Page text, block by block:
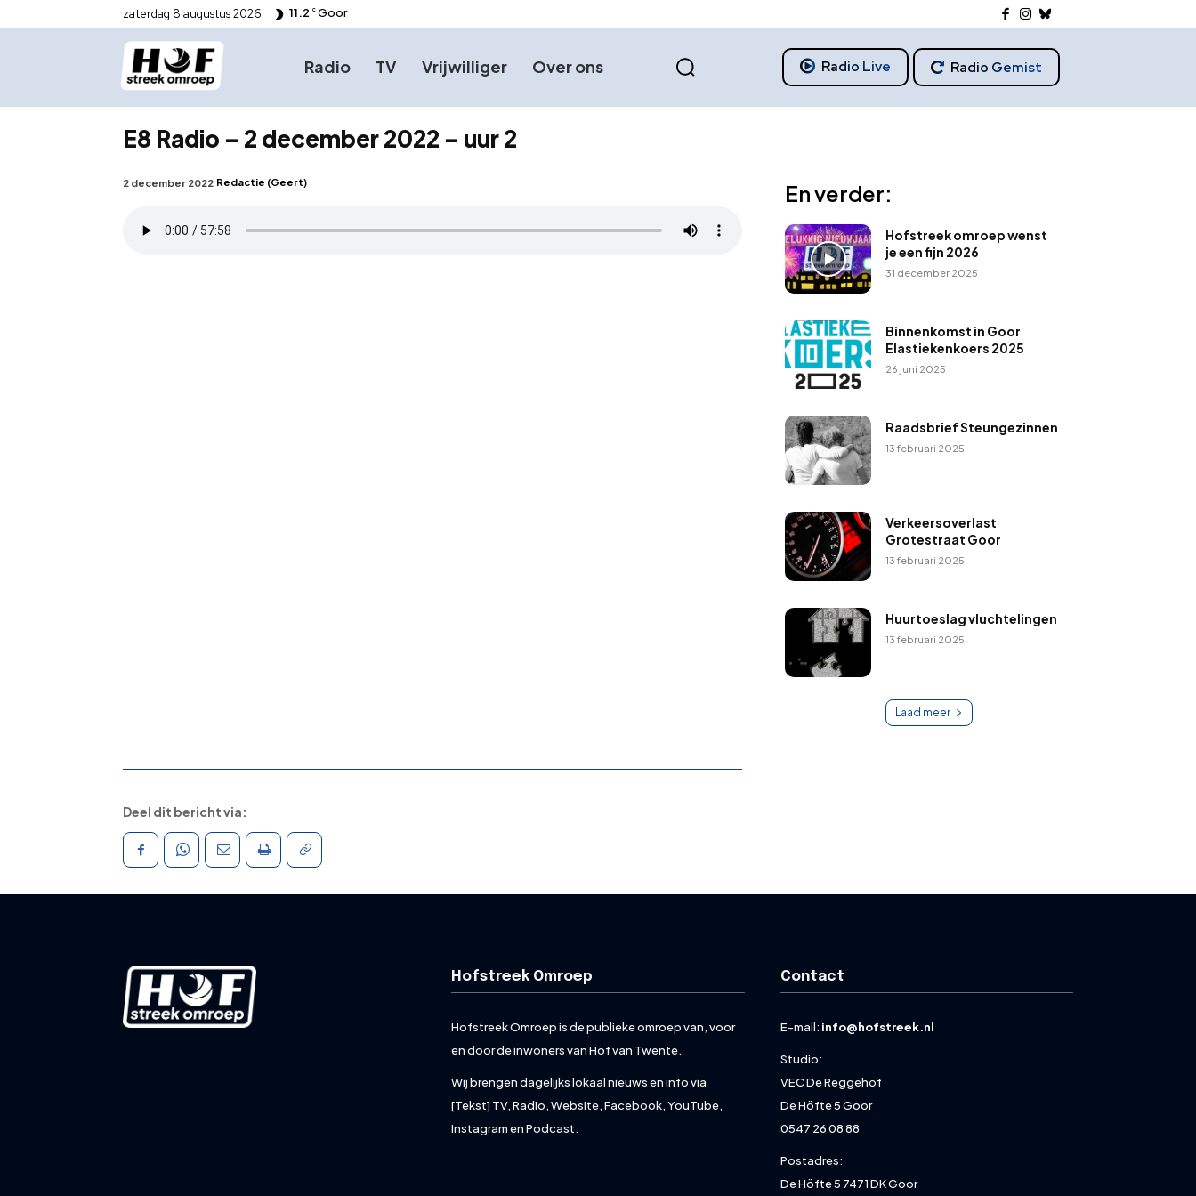
zaterdag 8 augustus 2026 11.2 C Goor
Radio TV Vrijwilliger Over ons Radio Live Radio Gemist
E8 Radio – 2 december 2022 – uur 2
2 december 2022 Redactie (Geert) En verder:
Hofstreek omroep wenst
je een fijn 2026
31 december 2025
Binnenkomst in Goor
Elastiekenkoers 2025
26 juni 2025
Raadsbrief Steungezinnen
13 februari 2025
Verkeersoverlast
Grotestraat Goor
13 februari 2025
Huurtoeslag vluchtelingen
13 februari 2025
Laad meer
Deel dit bericht via:
Hofstreek Omroep
Hofstreek Omroep is de publieke omroep van, voor
en door de inwoners van Hof van Twente.
Wij brengen dagelijks lokaal nieuws en info via
[Tekst] TV, Radio, Website, Facebook, YouTube,
Instagram en Podcast.
Contact
E-mail: info@hofstreek.nl
Studio:
VEC De Reggehof
De Höfte 5 Goor
0547 26 08 88
Postadres:
De Höfte 5 7471 DK Goor